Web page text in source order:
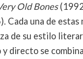
Old Bones
Cada una de estas
de su estilo
directo se